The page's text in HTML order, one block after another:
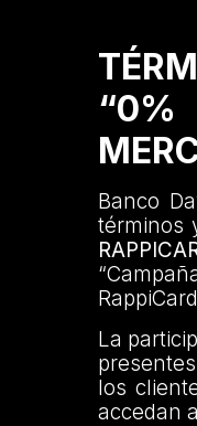
“0%
Banco
términos
La
los
accedan